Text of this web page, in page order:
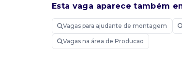
Esta vaga aparece também
Vagas para ajudante de montagem
Vagas na área de Producao